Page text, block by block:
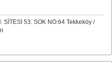
SİTESİ 53. SOK NO:64 Tekkeköy /